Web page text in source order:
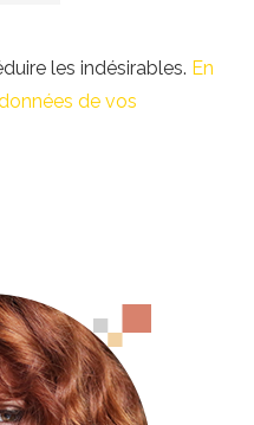
les indésirables. En
de vos